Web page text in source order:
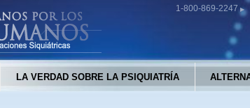
1-800-869-2247
LA VERDAD SOBRE LA PSIQUIATRÍA